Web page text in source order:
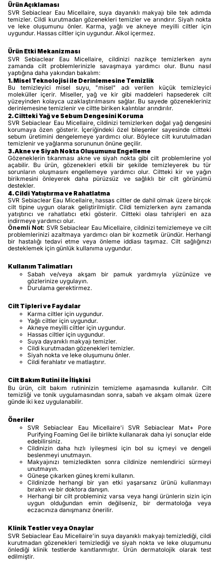
Ürün Açıklaması
SVR Sebiaclear Eau Micellaire, suya dayanıklı makyajı bile tek adımda
temizler. Cildi kurutmadan gözenekleri temizler ve arındırır. Siyah nokta
ve leke oluşumunu önler. Karma, yağlı ve akneye meyilli ciltler için
uygundur. Hassas ciltler için uygundur. Alkol içermez.
Ürün Etki Mekanizması
SVR Sebiaclear Eau Micellaire, cildinizi nazikçe temizlerken aynı
zamanda cilt problemlerinizle savaşmaya yardımcı olur. Bunu nasıl
yaptığına daha yakından bakalım:
1. Misel Teknolojisi ile Derinlemesine Temizlik
Bu temizleyici misel suyu, "misel" adı verilen küçük temizleyici
moleküller içerir. Miseller, yağ ve kir gibi maddeleri hapsederek cilt
yüzeyinden kolayca uzaklaştırılmasını sağlar. Bu sayede gözenekleriniz
derinlemesine temizlenir ve ciltte biriken kalıntılar arındırılır.
2. Ciltteki Yağ ve Sebum Dengesini Koruma
SVR Sebiaclear Eau Micellaire, cildinizi temizlerken doğal yağ dengesini
korumaya özen gösterir. İçeriğindeki özel bileşenler sayesinde ciltteki
sebum üretimini dengelemeye yardımcı olur. Böylece cilt kurutulmadan
temizlenir ve yağlanma sorununun önüne geçilir.
3. Akne ve Siyah Nokta Oluşumunu Engelleme
Gözeneklerin tıkanması akne ve siyah nokta gibi cilt problemlerine yol
açabilir. Bu ürün, gözenekleri etkili bir şekilde temizleyerek bu tür
sorunların oluşmasını engellemeye yardımcı olur. Ciltteki kir ve yağın
birikmesini önleyerek daha pürüzsüz ve sağlıklı bir cilt görünümü
destekler.
4. Cildi Yatıştırma ve Rahatlatma
SVR Sebiaclear Eau Micellaire, hassas ciltler de dahil olmak üzere birçok
cilt tipine uygun olarak geliştirilmiştir. Cildi temizlerken aynı zamanda
yatıştırıcı ve rahatlatıcı etki gösterir. Ciltteki olası tahrişleri en aza
indirmeye yardımcı olur.
Önemli Not: SVR Sebiaclear Eau Micellaire, cildinizi temizlemeye ve cilt
problemlerinizi azaltmaya yardımcı olan bir kozmetik üründür. Herhangi
bir hastalığı tedavi etme veya önleme iddiası taşımaz. Cilt sağlığınızı
desteklemek için günlük kullanıma uygundur.
Kullanım Talimatları
Sabah ve/veya akşam bir pamuk yardımıyla yüzünüze ve
gözlerinize uygulayın.
Durulama gerektirmez.
Cilt Tipleri ve Faydalar
Karma ciltler için uygundur.
Yağlı ciltler için uygundur.
Akneye meyilli ciltler için uygundur.
Hassas ciltler için uygundur.
Suya dayanıklı makyajı temizler.
Cildi kurutmadan gözenekleri temizler.
Siyah nokta ve leke oluşumunu önler.
Cildi ferahlatır ve matlaştırır.
Cilt Bakım Rutini ile İlişkisi
Bu ürün, cilt bakım rutininizin temizleme aşamasında kullanılır. Cilt
temizliği ve tonik uygulamasından sonra, sabah ve akşam olmak üzere
günde iki kez uygulanabilir.
Öneriler
SVR Sebiaclear Eau Micellaire'i SVR Sebiaclear Mat+ Pore
Purifying Foaming Gel ile birlikte kullanarak daha iyi sonuçlar elde
edebilirsiniz.
Cildinizin daha hızlı iyileşmesi için bol su içmeyi ve dengeli
beslenmeyi unutmayın.
Makyajınızı temizledikten sonra cildinize nemlendirici sürmeyi
unutmayın.
Güneşe çıkarken güneş kremi kullanın.
Cildinizde herhangi bir yan etki yaşarsanız ürünü kullanmayı
bırakın ve bir doktora danışın.
Herhangi bir cilt probleminiz varsa veya hangi ürünlerin sizin için
uygun olduğundan emin değilseniz, bir dermatoloğa veya
eczacınıza danışmanız önerilir.
Klinik Testler veya Onaylar
SVR Sebiaclear Eau Micellaire'in suya dayanıklı makyajı temizlediği, cildi
kurutmadan gözenekleri temizlediği ve siyah nokta ve leke oluşumunu
önlediği klinik testlerde kanıtlanmıştır. Ürün dermatolojik olarak test
edilmiştir.